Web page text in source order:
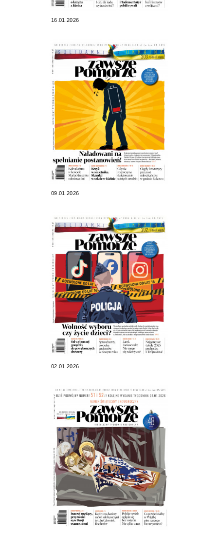
16.01.2026
09.01.2026
02.01.2026